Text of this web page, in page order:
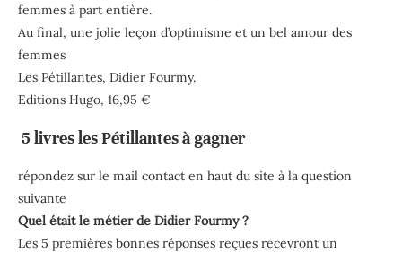
femmes à part entière.
Au final, une jolie leçon d’optimisme et un bel amour des
femmes
Les Pétillantes, Didier Fourmy.
Editions Hugo, 16,95 €
5 livres les Pétillantes à gagner
répondez sur le mail contact en haut du site à la question
suivante
Quel était le métier de Didier Fourmy ?
Les 5 premières bonnes réponses reçues recevront un